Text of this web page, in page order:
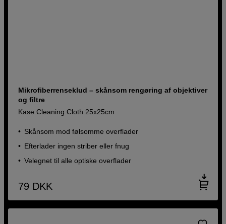
Mikrofiberrenseklud – skånsom rengøring af objektiver
og filtre
Kase Cleaning Cloth 25x25cm
Skånsom mod følsomme overflader
Efterlader ingen striber eller fnug
Velegnet til alle optiske overflader
79 DKK